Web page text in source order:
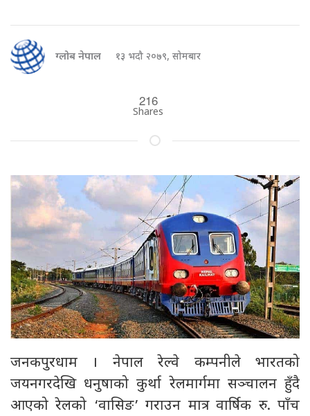
ग्लोब नेपाल १३ भदौ २०७९, सोमबार
216
Shares
जनकपुरधाम । नेपाल रेल्वे कम्पनीले भारतको
जयनगरदेखि धनुषाको कुर्था रेलमार्गमा सञ्चालन हुँदै
आएको रेलको ‘वासिङ’ गराउन मात्र वार्षिक रु. पाँच